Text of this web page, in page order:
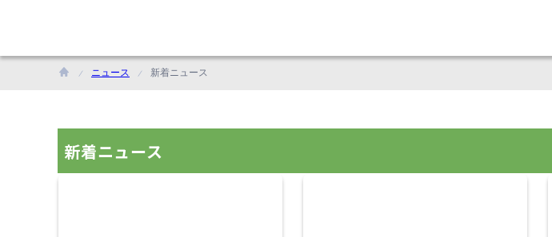
ニュース 新着ニュース
新着ニュース